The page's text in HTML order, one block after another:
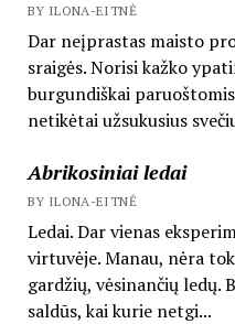
BY ILONA-EITNĖ
Dar neįprastas maisto
sraigės. Norisi kažko
burgundiškai
netikėtai užsukusius
Abrikosiniai ledai
BY ILONA-EITNĖ
Ledai. Dar vienas
virtuvėje. Manau, nėra
gardžių, vėsinančių
saldūs, kai kurie netgi...